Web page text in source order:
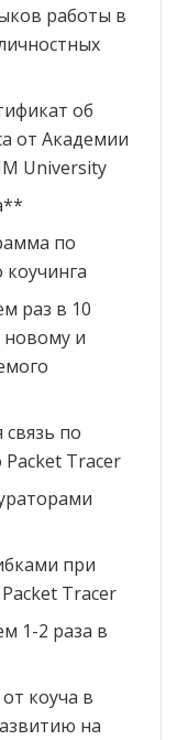
работы в
об
от Академии
University
по
раз в 10
новому и
по
Tracer
при
Tracer
1-2 раза в
коуча в
на